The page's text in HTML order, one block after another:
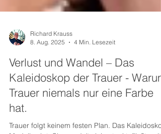
8. Aug. 2025
4 Min. Lesezeit
Verlust und Wandel – Das
Kaleidoskop der Trauer - Warum
Trauer niemals nur eine Farbe
hat.